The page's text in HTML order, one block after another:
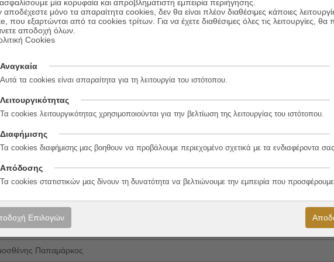
618-5598-42-6
Kafka
Ζαχαριάδου
Γεωργίου
Παπαμάρκος
μία κορυφαία και απροβλημάτιστη εμπειρία περιήγησης.
αποδέχεστε μόνο τα απαραίτητα cookies, δεν θα είναι πλέον διαθέσιμες κάποιες
που εξαρτώνται από τα cookies τρίτων. Για να έχετε διαθέσιμες όλες τις λειτουργίες, θα
αποδοχή όλων.
Cookies
Αναγκαία
Αυτά τα cookies είναι απαραίτητα για τη λειτουργία του ιστότοπου.
Λειτουργικότητας
Τα cookies λειτουργικότητας χρησιμοποιούνται για την βελτίωση της λειτουργίας του ιστότοπου.
Διαφήμισης
Τα cookies διαφήμισης μας βοηθουν να προβάλουμε περιεχομένο σχετικά με τα ενδιαφέροντα σας.
Απόδοσης
Τα cookies στατιστικών μας δίνουν τη δυνατότητα να βελτιώνουμε την εμπειρία που προσφέρουμε.
Επιλογών